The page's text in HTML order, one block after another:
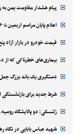
پیام هشدار مقاومت یمن
اعلام پایان مراسم اربعین ۱۴۰۵
قیمت خودرو در بازار آزاد پنج‌شنبه
بیماری‌های خطرناکی که از
دستگیری یک باند بزرگ
شرط جدید برای بازنشستگی
زلنسکی: دو پالایشگاه
شهید عباس بابایی در نگاه